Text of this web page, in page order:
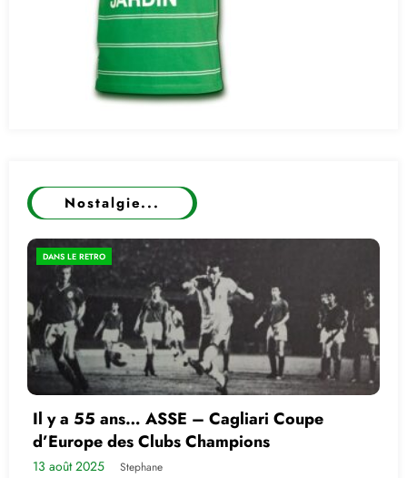
Nostalgie...
DANS LE RETRO
Il y a 55 ans… ASSE – Cagliari Coupe
d’Europe des Clubs Champions
13 août 2025 Stephane